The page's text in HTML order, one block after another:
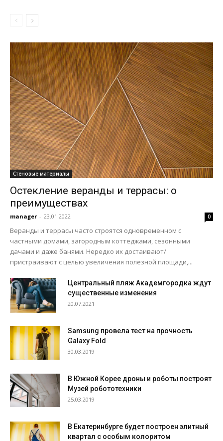
Стеновые материалы
Остекление веранды и террасы: о
преимуществах
manager - 23.01.2022 0
Веранды и террасы часто строятся одновременном с
частными домами, загородным коттеджами, сезонными
дачами и даже банями. Нередко их достаивают/
пристраивают с целью увеличения полезной площади,...
Центральный пляж Академгородка ждут
существенные изменения
20.07.2021
Samsung провела тест на прочность
Galaxy Fold
30.03.2019
В Южной Корее дроны и роботы построят
Музей робототехники
25.03.2019
В Екатеринбурге будет построен элитный
квартал с особым колоритом